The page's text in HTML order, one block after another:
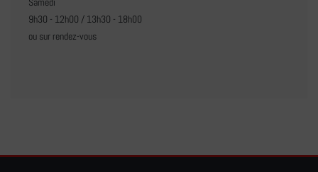
9h30 - 12h00 / 13h30 - 18h00
ou sur rendez-vous